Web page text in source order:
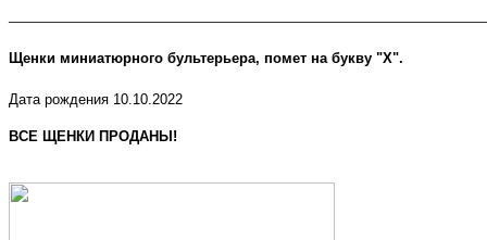
Щенки миниатюрного бультерьера, помет на букву "Х".
Дата рождения 10.10.2022
ВСЕ ЩЕНКИ ПРОДАНЫ!